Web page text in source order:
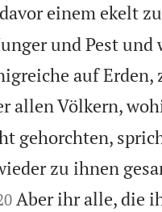
einem ekelt
und Pest
auf
allen Völkern,
gehorchten,
zu ihnen
Aber ihr alle, die